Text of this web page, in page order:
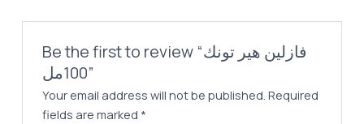
Be the first to review “فازلين هير تونك
100مل”
Your email address will not be published. Required
fields are marked *